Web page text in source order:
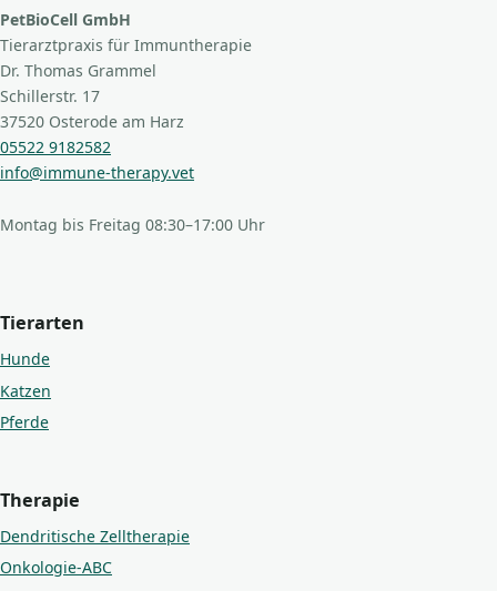
PetBioCell GmbH
Tierarztpraxis für Immuntherapie
Dr. Thomas Grammel
Schillerstr. 17
37520 Osterode am Harz
05522 9182582
info@immune-therapy.vet
Montag bis Freitag 08:30–17:00 Uhr
Tierarten
Hunde
Katzen
Pferde
Therapie
Dendritische Zelltherapie
Onkologie-ABC